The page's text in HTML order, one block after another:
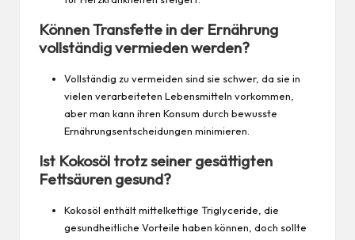
Können Transfette in der Ernährung
vollständig vermieden werden?
Vollständig zu vermeiden sind sie schwer, da sie in
vielen verarbeiteten Lebensmitteln vorkommen,
aber man kann ihren Konsum durch bewusste
Ernährungsentscheidungen minimieren.
Ist Kokosöl trotz seiner gesättigten
Fettsäuren gesund?
Kokosöl enthält mittelkettige Triglyceride, die
gesundheitliche Vorteile haben können, doch sollte